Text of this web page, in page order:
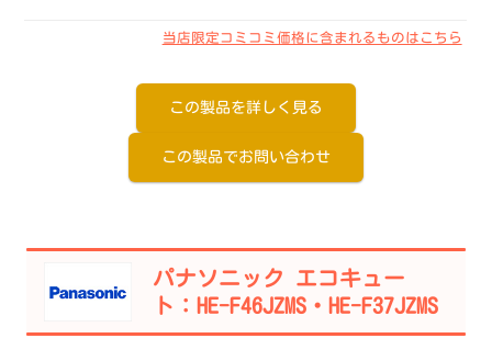
当店限定コミコミ価格に含まれるものはこちら
この製品を詳しく見る
この製品でお問い合わせ
パナソニック エコキュー
ト：HE-F46JZMS・HE-F37JZMS